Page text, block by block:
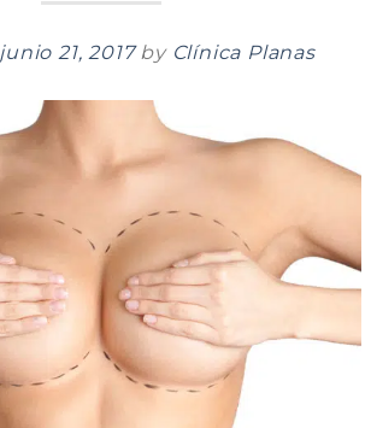
junio 21, 2017 by Clínica Planas